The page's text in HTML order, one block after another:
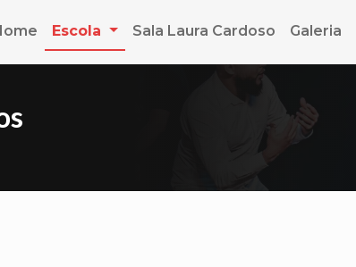
Escola Sala Laura Cardoso Galeria